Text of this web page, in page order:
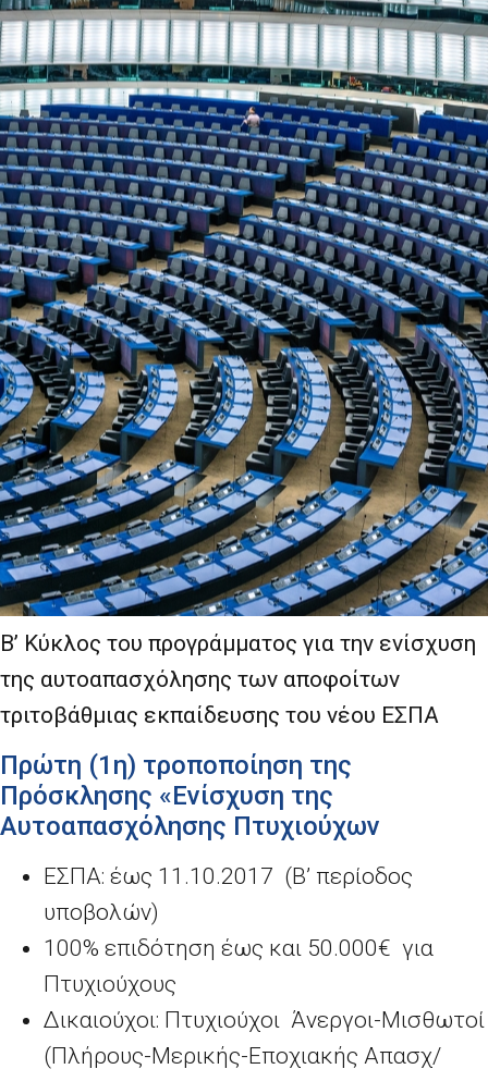
Β’ Κύκλος του προγράμματος για την ενίσχυση
της αυτoαπασχόλησης των αποφοίτων
τριτοβάθμιας εκπαίδευσης του νέου ΕΣΠΑ
Πρώτη (1η) τροποποίηση της
Πρόσκλησης «Ενίσχυση της
Αυτοαπασχόλησης Πτυχιούχων
ΕΣΠΑ: έως 11.10.2017 (Β’ περίοδος
υποβολών)
100% επιδότηση έως και 50.000€ για
Πτυχιούχους
Δικαιούχοι: Πτυχιούχοι Άνεργοι-Μισθωτοί
(Πλήρους-Μερικής-Εποχιακής Απασχ/